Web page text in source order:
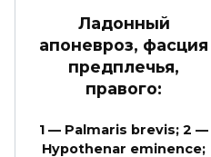
Ладонный
апоневроз, фасция
предплечья,
правого:
1 — Palmaris brevis; 2 —
Hypothenar eminence;